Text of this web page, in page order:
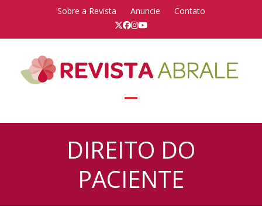
Sobre a Revista Anuncie
Contato
Twitter
Facebook
Instagram
YouTube
menu
menu
DIREITO DO
PACIENTE